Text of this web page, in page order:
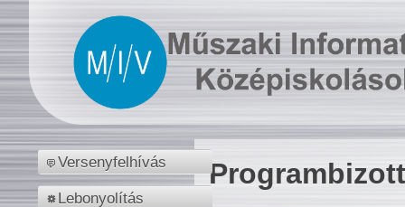
Versenyfelhívás
Lebonyolítás